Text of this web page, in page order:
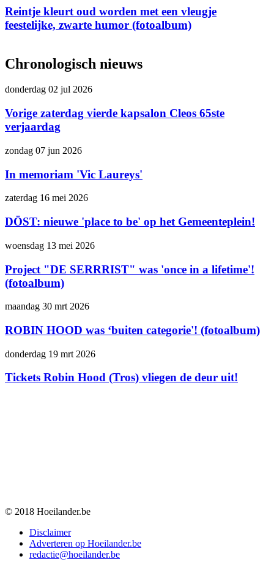
Reintje kleurt oud worden met een vleugje
feestelijke, zwarte humor (fotoalbum)
Chronologisch nieuws
donderdag 02 jul 2026
Vorige zaterdag vierde kapsalon Cleos 65ste
verjaardag
zondag 07 jun 2026
In memoriam 'Vic Laureys'
zaterdag 16 mei 2026
DÖST: nieuwe 'place to be' op het Gemeenteplein!
woensdag 13 mei 2026
Project "DE SERRRIST" was 'once in a lifetime'!
(fotoalbum)
maandag 30 mrt 2026
ROBIN HOOD was ‘buiten categorie'! (fotoalbum)
donderdag 19 mrt 2026
Tickets Robin Hood (Tros) vliegen de deur uit!
© 2018 Hoeilander.be
Disclaimer
Adverteren op Hoeilander.be
redactie@hoeilander.be